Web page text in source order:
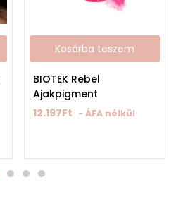
Kosárba teszem
BIOTEK Rebel
Ajakpigment
12.197Ft - ÁFA nélkül